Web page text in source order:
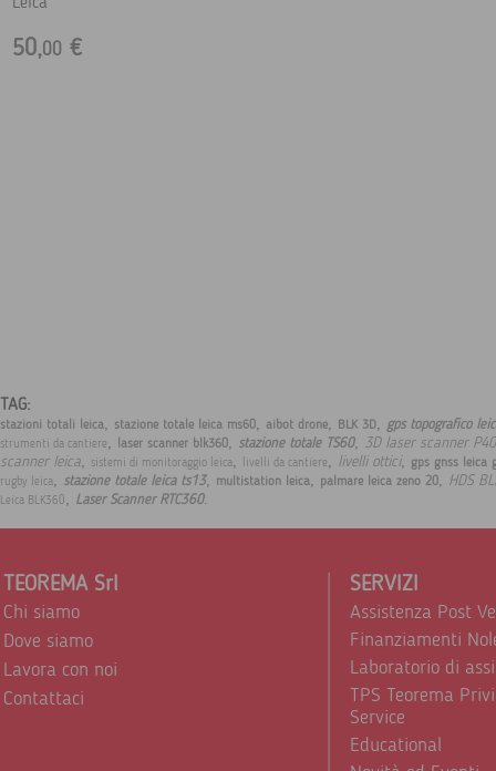
50,00 €
TAG:
stazioni totali leica, stazione totale leica ms60, aibot drone, BLK 3D, gps topografico
strumenti da cantiere, laser scanner blk360, stazione totale TS60, 3D laser scanner P40
scanner leica, sistemi di monitoraggio leica, livelli da cantiere, livelli ottici, gps gnss leica
rugby leica, stazione totale leica ts13, multistation leica, palmare leica zeno 20, HDS
Leica BLK360, Laser Scanner RTC360.
TEOREMA Srl
Chi siamo
Dove siamo
Lavora con noi
Contattaci
SERVIZI
Assistenza Post
Finanziamenti
Laboratorio di
TPS Teorema
Service
Educational